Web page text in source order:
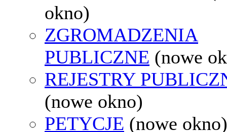
okno)
ZGROMADZENIA
PUBLICZNE (nowe
REJESTRY
(nowe okno)
PETYCJE (nowe okno)